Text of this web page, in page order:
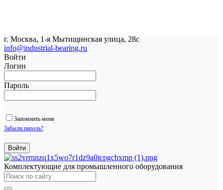
г. Москва, 1-я Мытищинская улица, 28с
info@industrial-bearing.ru
Войти
Логин
Пароль
Запомнить меня
Забыли пароль?
Комплектующие для промышленного оборудования